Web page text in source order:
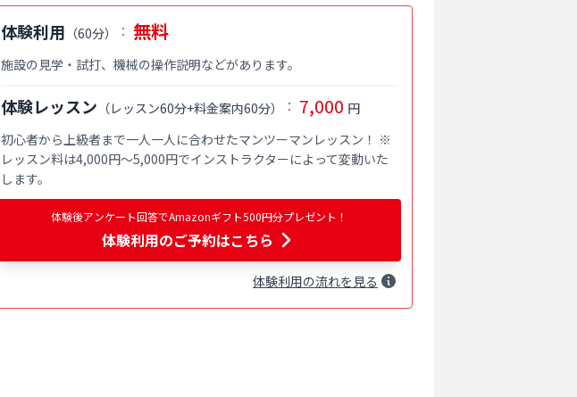
体験利用 （60分） ： 無料
施設の見学・試打、機械の操作説明などがあります。
体験レッスン （レッスン60分+料金案内60分） ： 7,000 円
初心者から上級者まで一人一人に合わせたマンツーマンレッスン！ ※
レッスン料は4,000円〜5,000円でインストラクターによって変動いた
します。
体験後アンケート回答でAmazonギフト500円分プレゼント！
体験利用のご予約はこちら
体験利用の流れを見る